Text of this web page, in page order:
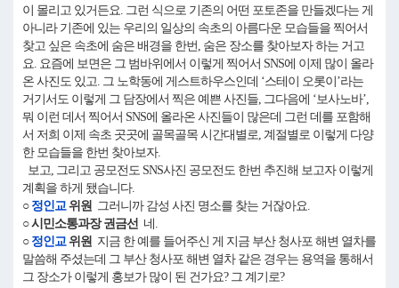
이 몰리고 있거든요. 그런 식으로 기존의 어떤 포토존을 만들겠다는 게
아니라 기존에 있는 우리의 일상의 속초의 아름다운 모습들을 찍어서
찾고 싶은 속초에 숨은 배경을 한번, 숨은 장소를 찾아보자 하는 거고
요. 요즘에 보면은 그 범바위에서 이렇게 찍어서 SNS에 이제 많이 올라
온 사진도 있고. 그 노학동에 게스트하우스인데 ‘스테이 오롯이’라는
거기서도 이렇게 그 담장에서 찍은 예쁜 사진들, 그다음에 ‘보사노바’,
뭐 이런 데서 찍어서 SNS에 올라온 사진들이 많은데 그런 데를 포함해
서 저희 이제 속초 곳곳에 골목골목 시간대별로, 계절별로 이렇게 다양
한 모습들을 한번 찾아보자.
보고, 그리고 공모전도 SNS사진 공모전도 한번 추진해 보고자 이렇게
계획을 하게 됐습니다.
○ 정인교위원 그러니까 감성 사진 명소를 찾는 거잖아요.
○ 시민소통과장 권금선 네.
○ 정인교위원 지금 한 예를 들어주신 게 지금 부산 청사포 해변 열차를
말씀해 주셨는데 그 부산 청사포 해변 열차 같은 경우는 용역을 통해서
그 장소가 이렇게 홍보가 많이 된 건가요? 그 계기로?